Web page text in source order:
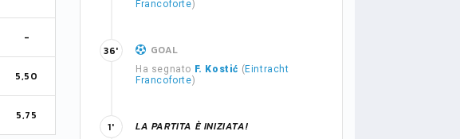
-
5,50
5,75
Francoforte)
GOAL
Ha segnato F. Kostić ( Eintracht
Francoforte)
36'
LA PARTITA È INIZIATA!
1'